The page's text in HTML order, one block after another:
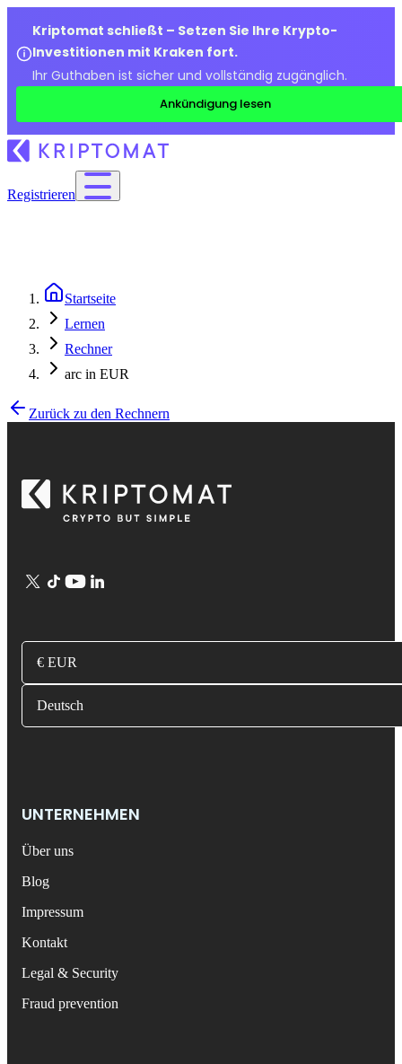
Kriptomat schließt – Setzen Sie Ihre Krypto-
Investitionen mit Kraken fort.
Ihr Guthaben ist sicher und vollständig zugänglich.
Ankündigung lesen
Registrieren
Startseite
Lernen
Rechner
arc in EUR
Zurück zu den Rechnern
€ EUR
Deutsch
UNTERNEHMEN
Über uns
Blog
Impressum
Kontakt
Legal & Security
Fraud prevention